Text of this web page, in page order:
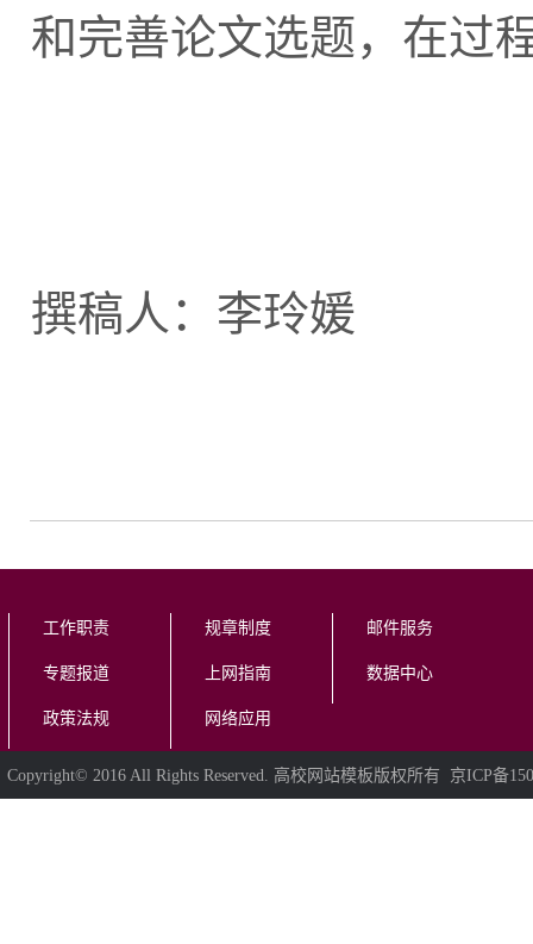
和完善论文选题，在过
撰稿人：李玲媛
工作职责
专题报道
政策法规
规章制度
上网指南
网络应用
邮件服务
数据中心
Copyright© 2016 All Rights Reserved. 高校网站模板版权所有 京ICP备